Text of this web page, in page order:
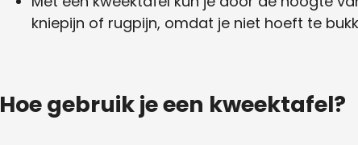
kniepijn of rugpijn, omdat je niet hoeft te
Hoe gebruik je een kweektafel?